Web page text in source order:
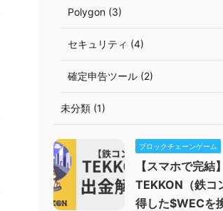
Polygon (3)
セキュリティ (4)
確定申告ツール (2)
未分類 (1)
ブロックチェーンゲーム
【スマホで完結】
TEKKON（鉄コ
得した$WECを